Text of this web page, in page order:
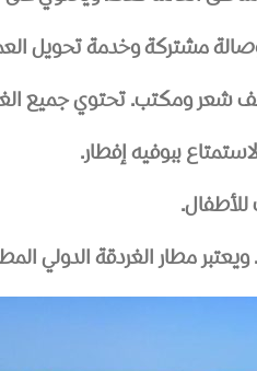
ومكتب. تحتوي جميع
ببوفيه إفطار.